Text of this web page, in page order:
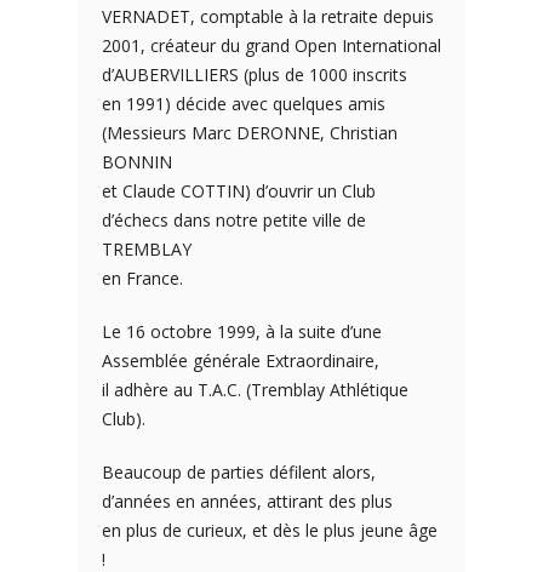
VERNADET, comptable à la retraite depuis
2001, créateur du grand Open International
d’AUBERVILLIERS (plus de 1000 inscrits
en 1991) décide avec quelques amis
(Messieurs Marc DERONNE, Christian
BONNIN
et Claude COTTIN) d’ouvrir un Club
d’échecs dans notre petite ville de
TREMBLAY
en France.
Le 16 octobre 1999, à la suite d’une
Assemblée générale Extraordinaire,
il adhère au T.A.C. (Tremblay Athlétique
Club).
Beaucoup de parties défilent alors,
d’années en années, attirant des plus
en plus de curieux, et dès le plus jeune âge
!